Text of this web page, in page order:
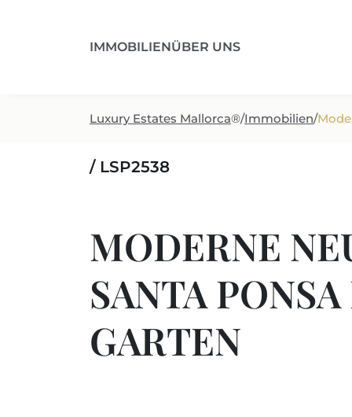
IMMOBILIENÜBER UNS
Luxury Estates Mallorca®/Immobilien/
/ LSP2538
MODERNE
SANTA
GARTEN